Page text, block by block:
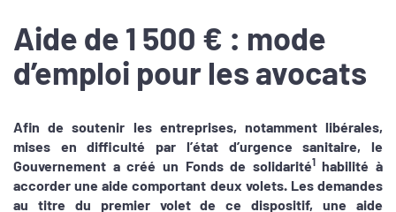
Aide de 1 500 € : mode
d’emploi pour les avocats
Afin de soutenir les entreprises, notamment libérales,
mises en difficulté par l’état d’urgence sanitaire, le
Gouvernement a créé un Fonds de solidarité1habilité à
accorder une aide comportant deux volets. Les demandes
au titre du premier volet de ce dispositif, une aide